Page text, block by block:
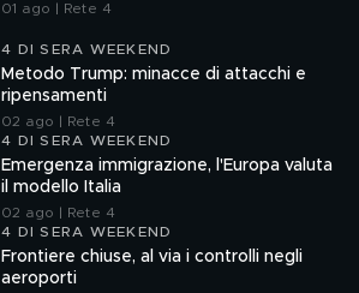
01 ago | Rete 4
4 DI SERA WEEKEND
Metodo Trump: minacce di attacchi e
ripensamenti
02 ago | Rete 4
4 DI SERA WEEKEND
Emergenza immigrazione, l'Europa valuta
il modello Italia
02 ago | Rete 4
4 DI SERA WEEKEND
Frontiere chiuse, al via i controlli negli
aeroporti